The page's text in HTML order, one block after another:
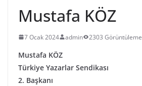
Mustafa KÖZ
7 Ocak 2024 admin 2303 Görüntüleme
Mustafa KÖZ
Türkiye Yazarlar Sendikası
2. Başkanı